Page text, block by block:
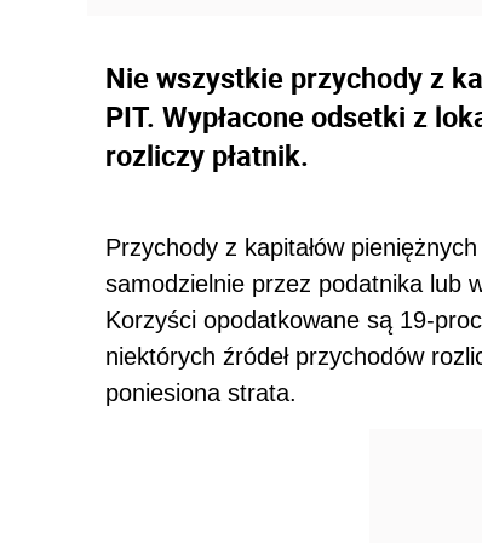
Nie wszystkie przychody z
PIT. Wypłacone odsetki z
rozliczy płatnik.
Przychody z kapitałów
samodzielnie przez podatnika lub
Korzyści opodatkowane są 19-
niektórych źródeł przychodów
poniesiona strata.